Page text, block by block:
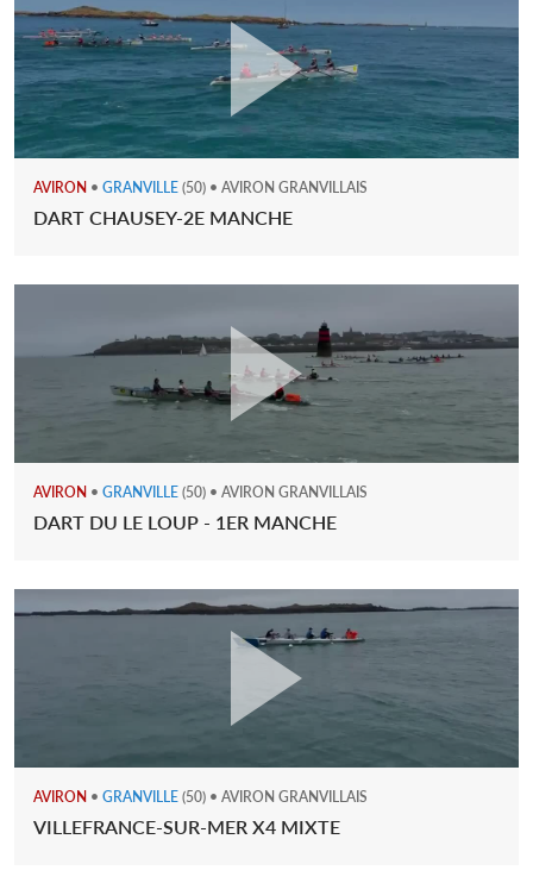
AVIRON • GRANVILLE (50) • AVIRON GRANVILLAIS
DART CHAUSEY-2E MANCHE
AVIRON • GRANVILLE (50) • AVIRON GRANVILLAIS
DART DU LE LOUP - 1ER MANCHE
AVIRON • GRANVILLE (50) • AVIRON GRANVILLAIS
VILLEFRANCE-SUR-MER X4 MIXTE